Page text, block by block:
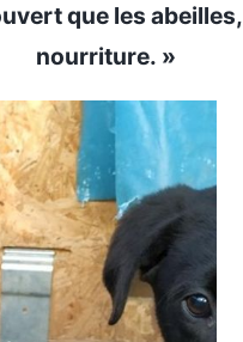
que les
nourriture. »